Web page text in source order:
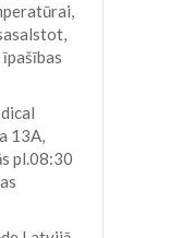
13A,
pl.08:30